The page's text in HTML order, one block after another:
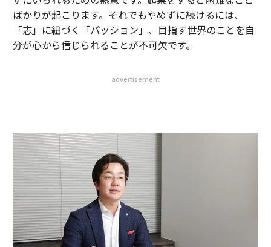
ばかりが起こります。それでもやめずに続けるには、
「志」に紐づく「パッション」、目指す世界のことを自
分が心から信じられることが不可欠です。
advertisement